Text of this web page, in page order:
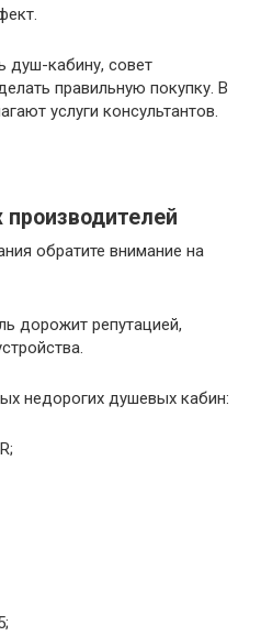
душ-кабину, совет
правильную покупку. В
услуги консультантов.
производителей
обратите внимание на
дорожит репутацией,
недорогих душевых кабин: